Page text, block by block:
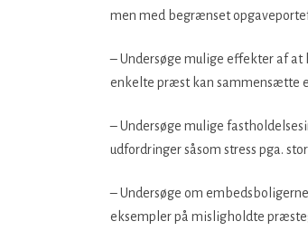
men med begrænset
– Undersøge mulige effekter af
enkelte præst kan sammensætte
– Undersøge mulige
udfordringer såsom stress pga.
– Undersøge om
eksempler på misligholdte